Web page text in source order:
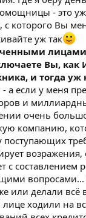
- это
которого Вы
уж так
Вы, как
и тогда уж
- а если у меня
и
очень
компанию,
поступающих
возражения,
с составлением
или делали всё
ходили на